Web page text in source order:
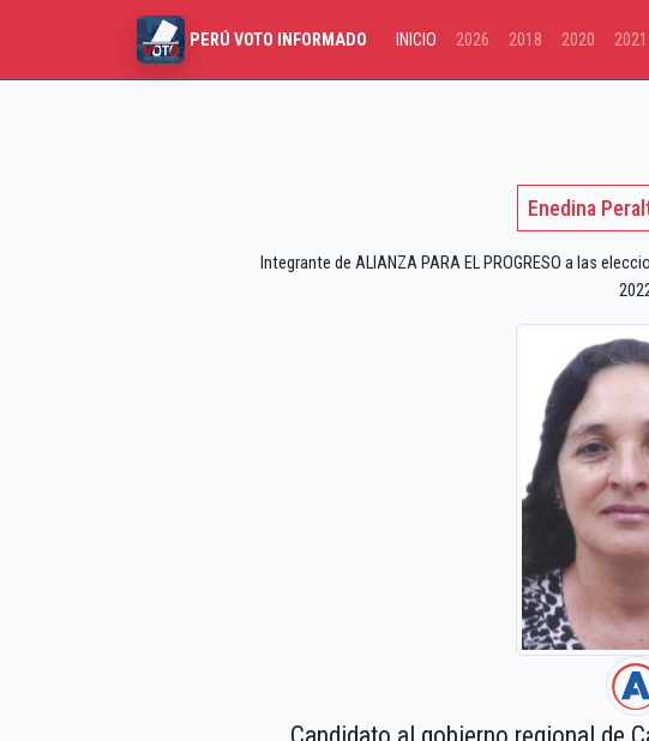
PERÚ VOTO INFORMADO INICIO 2026 2018 2020 2021
Enedina
Integrante de ALIANZA PARA EL PROGRESO a las